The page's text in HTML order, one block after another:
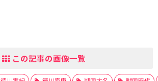
この記事の画像一覧